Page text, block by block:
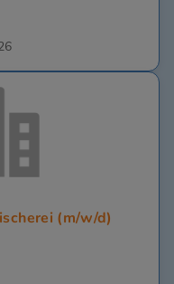
(m/w/d)